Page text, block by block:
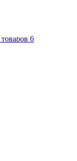
товаров 6